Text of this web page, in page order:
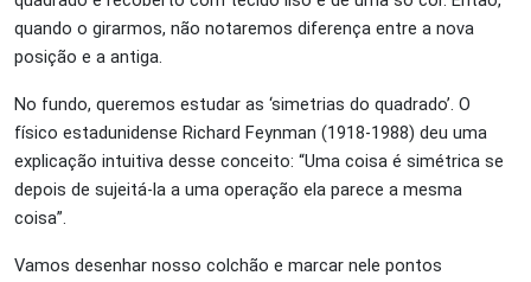
quando o girarmos, não notaremos diferença entre a nova
posição e a antiga.
No fundo, queremos estudar as ‘simetrias do quadrado’. O
físico estadunidense Richard Feynman (1918-1988) deu uma
explicação intuitiva desse conceito: “Uma coisa é simétrica se
depois de sujeitá-la a uma operação ela parece a mesma
coisa”.
Vamos desenhar nosso colchão e marcar nele pontos